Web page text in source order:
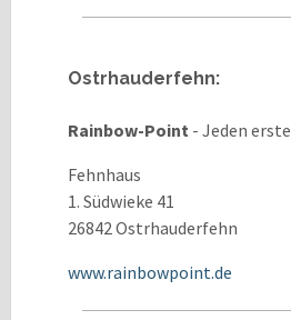
Ostrhauderfehn:
Rainbow-Point - Jeden
Fehnhaus
1. Südwieke 41
26842 Ostrhauderfehn
www.rainbowpoint.de